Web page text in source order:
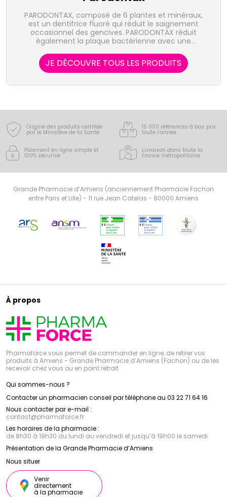
PARODONTAX, composé de 6 plantes et minéraux,
est un dentifrice fluoré qui réduit le saignement
occasionnel des gencives. PARODONTAX réduit
également la plaque bactérienne avec une
souple.
JE DÉCOUVRE TOUS LES PRODUITS
Origine des produits certifiée
par le Ministère de la Santé
15 000 références à bas prix
toute l’année
Paiement en ligne simple et
100% sécurisé
Livraison dans toute la
France métropolitaine
Grande Pharmacie d’Amiens (anciennement Pharmacie Fachon
entre Paris et Lille) - 11 rue Jean Catelas - 80000 Amiens
À propos
Pharmaforce vous permet de commander en ligne, de retirer vos
produits à Amiens - Grande Pharmacie d’Amiens (Fachon) ou de les
recevoir chez vous ou en point retrait
Qui sommes-nous ?
Contacter un pharmacien conseil par téléphone au 03 22 71 64 16
Nous contacter par e-mail :
contact@pharmaforce.fr
Les horaires de la pharmacie :
de 8h30 à 19h30 du lundi au vendredi et jusqu’à 19h00 le samedi
Présentation de la Grande Pharmacie d’Amiens
Nous situer
Venir
directement
à la pharmacie